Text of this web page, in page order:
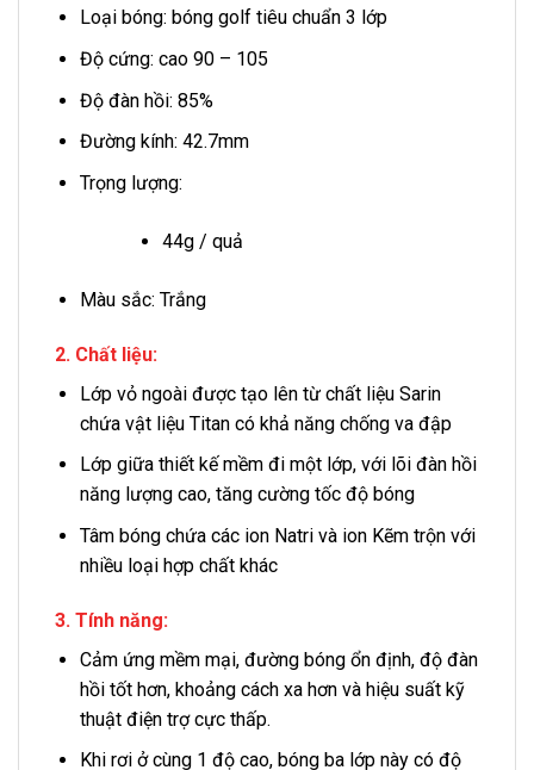
Loại bóng: bóng golf tiêu chuẩn 3 lớp
Độ cứng: cao 90 – 105
Độ đàn hồi: 85%
Đường kính: 42.7mm
Trọng lượng:
44g / quả
Màu sắc: Trắng
2. Chất liệu:
Lớp vỏ ngoài được tạo lên từ chất liệu Sarin
chứa vật liệu Titan có khả năng chống va đập
Lớp giữa thiết kế mềm đi một lớp, với lõi đàn hồi
năng lượng cao, tăng cường tốc độ bóng
Tâm bóng chứa các ion Natri và ion Kẽm trộn với
nhiều loại hợp chất khác
3. Tính năng:
Cảm ứng mềm mại, đường bóng ổn định, độ đàn
hồi tốt hơn, khoảng cách xa hơn và hiệu suất kỹ
thuật điện trợ cực thấp.
Khi rơi ở cùng 1 độ cao, bóng ba lớp này có độ